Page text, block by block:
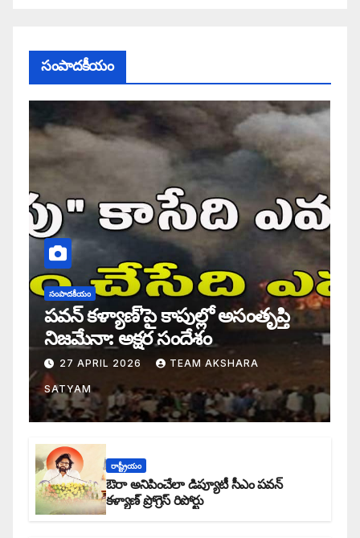
సంపాదకీయం
సంపాదకీయం
పవన్ కళ్యాణ్’పై కాపుల్లో అసంతృప్తి
నిజమేనా: అక్షర సందేశం
27 APRIL 2026 TEAM AKSHARA
SATYAM
రాష్ట్రీయం
ఔరా అనిపించేలా డిప్యూటీ సీఎం పవన్
కళ్యాణ్ ప్రోగ్రెస్ రిపోర్టు